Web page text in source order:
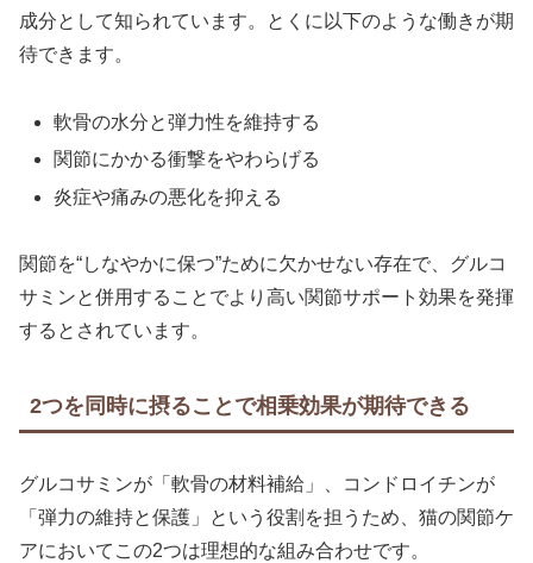
成分として知られています。とくに以下のような働きが期
待できます。
軟骨の水分と弾力性を維持する
関節にかかる衝撃をやわらげる
炎症や痛みの悪化を抑える
関節を“しなやかに保つ”ために欠かせない存在で、グルコ
サミンと併用することでより高い関節サポート効果を発揮
するとされています。
2つを同時に摂ることで相乗効果が期待できる
グルコサミンが「軟骨の材料補給」、コンドロイチンが
「弾力の維持と保護」という役割を担うため、猫の関節ケ
アにおいてこの2つは理想的な組み合わせです。